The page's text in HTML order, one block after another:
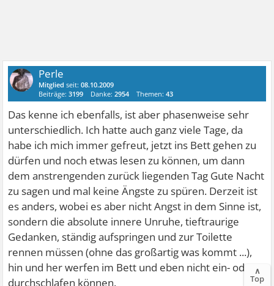
Perle
Mitglied seit:08.10.2009
Beiträge:3199 Danke:2954 Themen:43
Das kenne ich ebenfalls, ist aber phasenweise sehr
unterschiedlich. Ich hatte auch ganz viele Tage, da
habe ich mich immer gefreut, jetzt ins Bett gehen zu
dürfen und noch etwas lesen zu können, um dann
dem anstrengenden zurück liegenden Tag Gute Nacht
zu sagen und mal keine Ängste zu spüren. Derzeit ist
es anders, wobei es aber nicht Angst in dem Sinne ist,
sondern die absolute innere Unruhe, tieftraurige
Gedanken, ständig aufspringen und zur Toilette
rennen müssen (ohne das großartig was kommt ...),
hin und her werfen im Bett und eben nicht ein- oder
durchschlafen können.
∧
Top